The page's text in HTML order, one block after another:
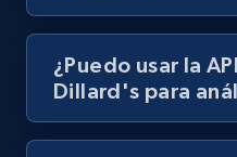
price, Currency, Stock,
991+ 164+
¿Puedo usar la
Dillard's para